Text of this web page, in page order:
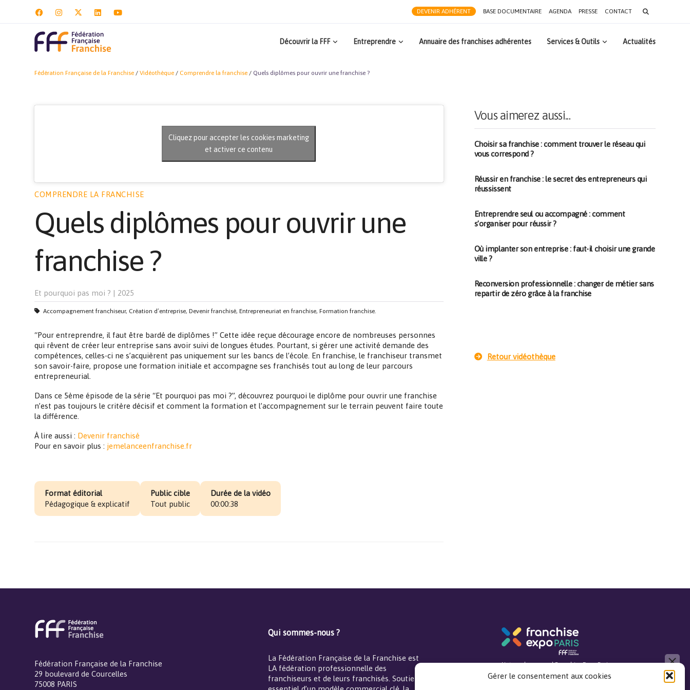
Gérer le consentement aux cookies
DEVENIR ADHÉRENT BASE DOCUMENTAIRE AGENDA PRESSE CONTACT
Search
for:
Découvrir la FFF Entreprendre Annuaire des franchises adhérentes Services & Outils Actualités
Fédération Française de la Franchise / Vidéothèque / Comprendre la franchise / Quels diplômes pour ouvrir une franchise ?
Cliquez pour accepter les cookies marketing
et activer ce contenu
COMPRENDRE LA FRANCHISE
Quels diplômes pour ouvrir une
franchise ?
Et pourquoi pas moi ? | 2025
Accompagnement franchiseur, Création d’entreprise, Devenir franchisé, Entrepreneuriat en franchise, Formation franchise.
“Pour entreprendre, il faut être bardé de diplômes !” Cette idée reçue décourage encore de nombreuses personnes
qui rêvent de créer leur entreprise sans avoir suivi de longues études. Pourtant, si gérer une activité demande des
compétences, celles-ci ne s’acquièrent pas uniquement sur les bancs de l’école. En franchise, le franchiseur transmet
son savoir-faire, propose une formation initiale et accompagne ses franchisés tout au long de leur parcours
entrepreneurial.
Dans ce 5ème épisode de la série “Et pourquoi pas moi ?”, découvrez pourquoi le diplôme pour ouvrir une franchise
n’est pas toujours le critère décisif et comment la formation et l’accompagnement sur le terrain peuvent faire toute
la différence.
À lire aussi : Devenir franchisé
Pour en savoir plus : jemelanceenfranchise.fr
Format éditorial
Pédagogique & explicatif
Public cible
Tout public
Durée de la vidéo
00:00:38
Vous aimerez aussi...
Choisir sa franchise : comment trouver le réseau qui
vous correspond ?
Réussir en franchise : le secret des entrepreneurs qui
réussissent
Entreprendre seul ou accompagné : comment
s’organiser pour réussir ?
Où implanter son entreprise : faut-il choisir une grande
ville ?
Reconversion professionnelle : changer de métier sans
repartir de zéro grâce à la franchise
Retour vidéothèque
Fédération Française de la Franchise
29 boulevard de Courcelles
75008 PARIS
Qui sommes-nous ?
La Fédération Française de la Franchise est
LA fédération professionnelle des
franchiseurs et de leurs franchisés. Soutien
Notre salon annuel Franchise Expo Paris close
Bonjour, je réponds à toutes vos